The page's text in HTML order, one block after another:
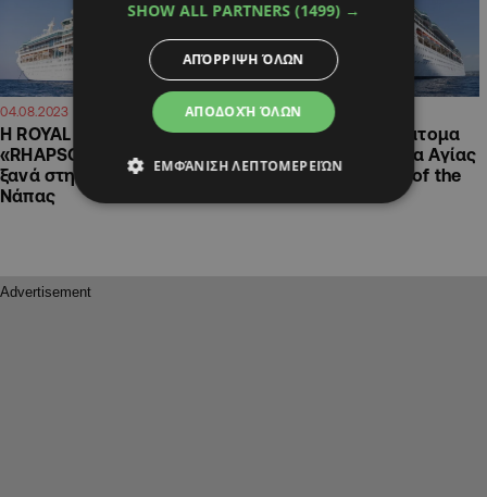
04.08.2023
Η ROYAL CARIBBEAN με το
«RΗAPSODY of the SEAS»
ξανά στην Μαρίνα Αγίας
Νάπας
03.08.2023 16:55
Περίπου 3 χιλιάδες άτομα
μετέφερε στη μαρίνα Αγίας
Νάπας το Rhapsody of the
SHOW ALL PARTNERS (1499) →
ΑΠΟΔΟΧΉ ΌΛΩΝ
ΑΠΌΡΡΙΨΗ ΌΛΩΝ
ΕΜΦΆΝΙΣΗ ΛΕΠΤΟΜΕΡΕΙΏΝ